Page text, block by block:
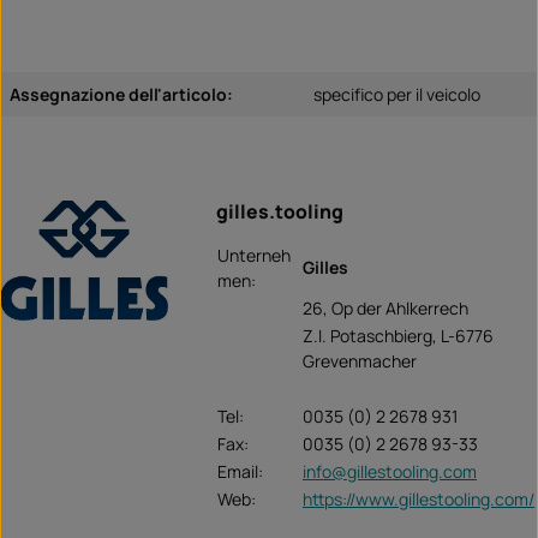
Assegnazione dell'articolo: specifico per il veicolo
gilles.tooling
Unterneh
men:
Gilles
26, Op der Ahlkerrech
Z.I. Potaschbierg, L-6776
Grevenmacher
Tel:
0035 (0) 2 2678 931
Fax:
0035 (0) 2 2678 93-33
Email:
info@gillestooling.com
Web:
https://www.gillestooling.com/